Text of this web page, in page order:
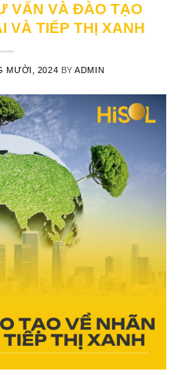
VẤN VÀ ĐÀO TẠO
VÀ TIẾP THỊ XANH
MƯỜI, 2024 BYADMIN